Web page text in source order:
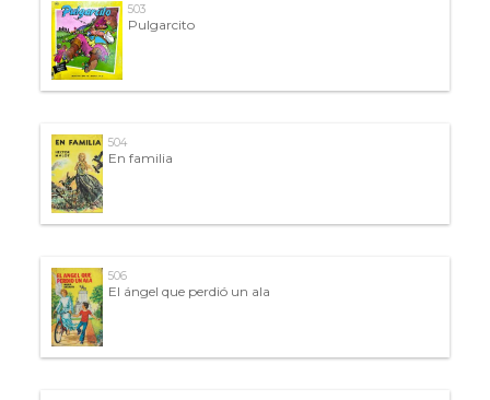
503
Pulgarcito
504
En familia
506
El ángel que perdió un ala